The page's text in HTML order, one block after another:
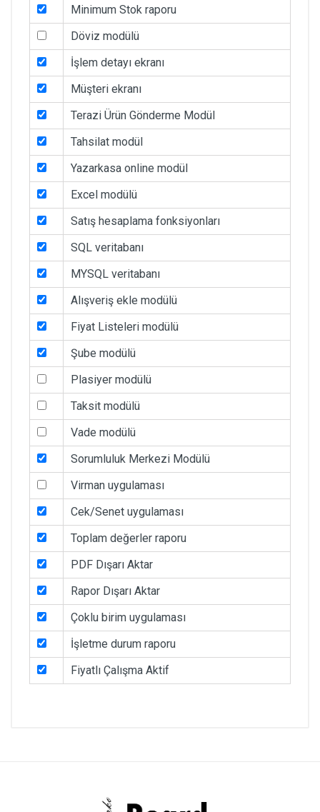
Minimum Stok raporu
Döviz modülü
İşlem detayı ekranı
Müşteri ekranı
Terazi Ürün Gönderme Modül
Tahsilat modül
Yazarkasa online modül
Excel modülü
Satış hesaplama fonksiyonları
SQL veritabanı
MYSQL veritabanı
Alışveriş ekle modülü
Fiyat Listeleri modülü
Şube modülü
Plasiyer modülü
Taksit modülü
Vade modülü
Sorumluluk Merkezi Modülü
Virman uygulaması
Cek/Senet uygulaması
Toplam değerler raporu
PDF Dışarı Aktar
Rapor Dışarı Aktar
Çoklu birim uygulaması
İşletme durum raporu
Fiyatlı Çalışma Aktif